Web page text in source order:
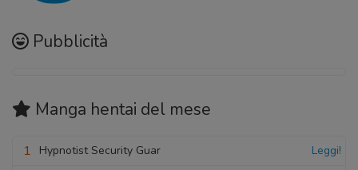
Pubblicità
Manga hentai del mese
1 Hypnotist Security Guar Leggi!